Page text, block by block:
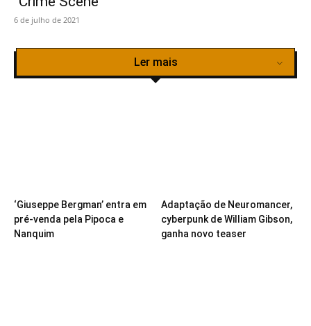
6 de julho de 2021
Ler mais
‘Giuseppe Bergman’ entra em
pré-venda pela Pipoca e
Nanquim
Adaptação de Neuromancer,
cyberpunk de William Gibson,
ganha novo teaser